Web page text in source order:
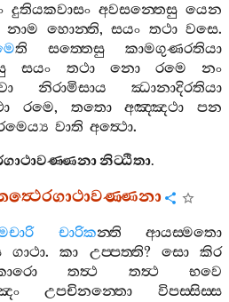
දුතියකවාසං අවසන‍්තෙසු යෙන
නාම හොන‍්ති,සයං තථා වසෙ.
ති සත‍්තෙසු
කාමගුණරතියා
සයං තථා නො රමෙ
නං
නිරාමිසාය
ඣානාදිරතියා
රමෙ, තතො අඤ‍්ඤථා
පන
වාති අත්‍ථො.
නිට‍්ඨිතා.
චාරිකන‍්ති
ආයස‍්මතො
ගාථා.කා උප‍්පත‍්ති? සො
කිර
තත්‍ථ තත්‍ථ
භවෙ
උපචිනන‍්තො
විපස‍්සිස‍්ස